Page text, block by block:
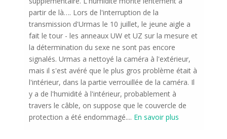
partir de là…. Lors de l'interruption de la
transmission d'Urmas le 10 juillet, le jeune aigle a
fait le tour - les anneaux UW et UZ sur la mesure et
la détermination du sexe ne sont pas encore
signalés. Urmas a nettoyé la caméra à l'extérieur,
mais il s'est avéré que le plus gros problème était à
l'intérieur, dans la partie verrouillée de la caméra. Il
y a de l'humidité à l'intérieur, probablement à
travers le câble, on suppose que le couvercle de
protection a été endommagé.... En savoir plus